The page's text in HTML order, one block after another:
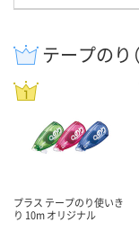
テープのり
プラス テープのり使いき
り 10m オリジナル